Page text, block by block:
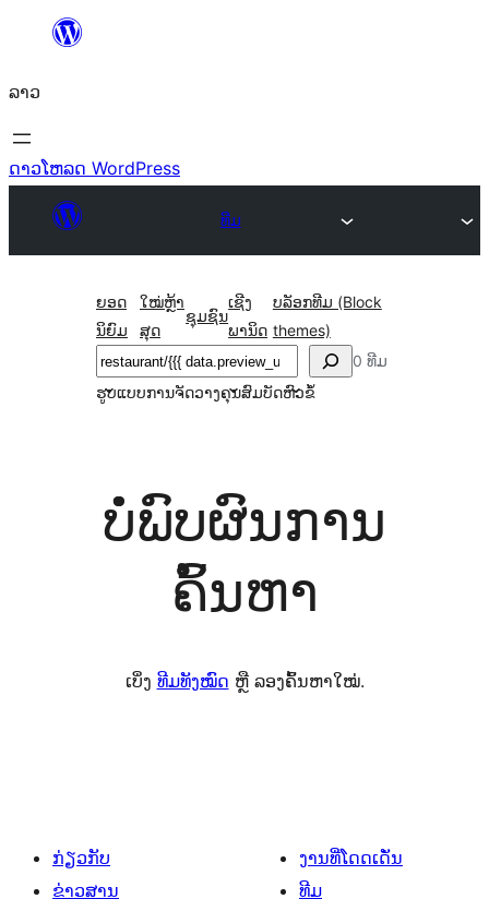
ທີ່
ເນື້ອຫາ
ລາວ
ດາວໂຫລດ WordPress
ທີມ
ຍອດ
ນິຍົມ
ໃໝ່ຫຼ້າ
ສຸດ
ຊຸມຊົນ
ເຊີງ
ພານິດ
ບລັອກທີມ (Block
themes)
ຄົ້ນຫາ
0 ທີມ
ຮູບແບບການຈັດວາງຄຸນສົມບັດຫົວຂໍ້
ບໍ່ພົບຜົນການ
ຄົ້ນຫາ
ເບິ່ງ ທີມທັງໝົດ ຫຼື ລອງຄົ້ນຫາໃໝ່.
ກ່ຽວກັບ
ຂ່າວສານ
ງານທີ່ໂດດເດັ່ນ
ທີມ